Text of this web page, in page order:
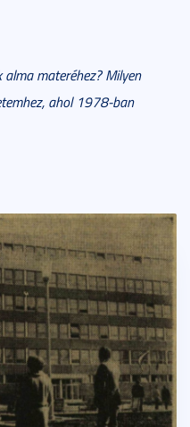
materéhez? Milyen
ahol 1978-ban